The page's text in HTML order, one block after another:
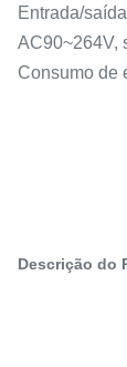
Entrada/
AC90~264V,
Consumo de
Descrição do